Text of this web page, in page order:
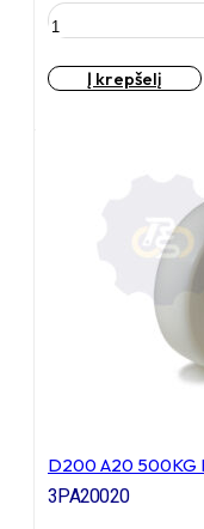
produkto
kiekis:
D200
H235Į krepšelį
D200 A20 500KG
3PA20020